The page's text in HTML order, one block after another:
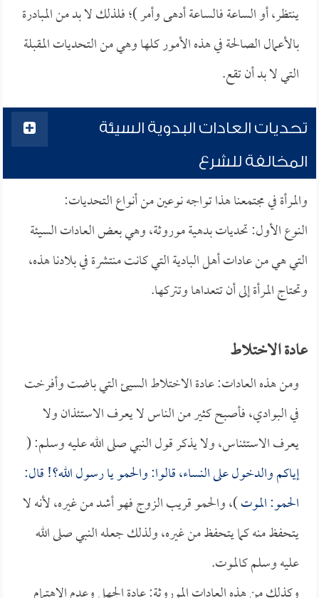
ينتظر، أو الساعة فالساعة أدهى وأمر )؛ فلذلك لا بد من المبادرة
بالأعمال الصالحة في هذه الأمور كلها وهي من التحديات المقبلة
التي لا بد أن تقع.
تحديات العادات البدوية السيئة
المخالفة للشرع
والمرأة في مجتمعنا هذا تواجه نوعين من أنواع التحديات:
النوع الأول: تحديات بدهية موروثة، وهي بعض العادات السيئة
التي هي من عادات أهل البادية التي كانت منتشرة في بلادنا هذه،
وتحتاج المرأة إلى أن تتعداها وتتركها.
عادة الاختلاط
ومن هذه العادات: عادة الاختلاط السيئ التي باضت وأفرخت
في البوادي، فأصبح كثير من الناس لا يعرف الاستئذان ولا
يعرف الاستئناس، ولا يذكر قول النبي صلى الله عليه وسلم: (
إياكم والدخول على النساء، قالوا: والحمو يا رسول الله؟! قال:
الحمو: الموت)، والحمو قريب الزوج فهو أشد من غيره، لأنه لا
يتحفظ منه كما يتحفظ من غيره، ولذلك جعله النبي صلى الله
عليه وسلم كالموت.